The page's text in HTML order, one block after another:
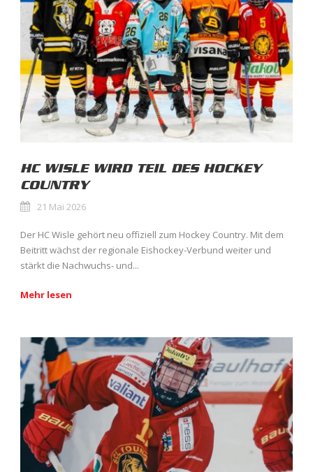
HC WISLE WIRD TEIL DES HOCKEY
COUNTRY
21 Mai 2026
Der HC Wisle gehört neu offiziell zum Hockey Country. Mit dem
Beitritt wächst der regionale Eishockey-Verbund weiter und
stärkt die Nachwuchs- und...
Mehr lesen